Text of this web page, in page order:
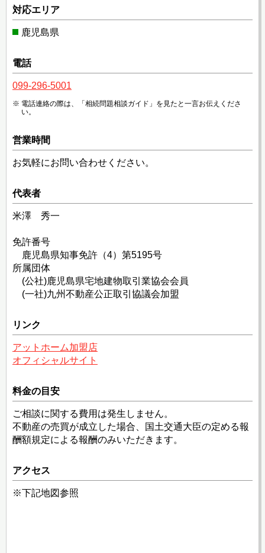
対応エリア
鹿児島県
電話
099-296-5001
電話連絡の際は、「相続問題相談ガイド」を見たと一言お伝えくださ
い。
営業時間
お気軽にお問い合わせください。
代表者
米澤 秀一
免許番号
鹿児島県知事免許（4）第5195号
所属団体
(公社)鹿児島県宅地建物取引業協会会員
(一社)九州不動産公正取引協議会加盟
リンク
アットホーム加盟店
オフィシャルサイト
料金の目安
ご相談に関する費用は発生しません。
不動産の売買が成立した場合、国土交通大臣の定める報
酬額規定による報酬のみいただきます。
アクセス
※下記地図参照